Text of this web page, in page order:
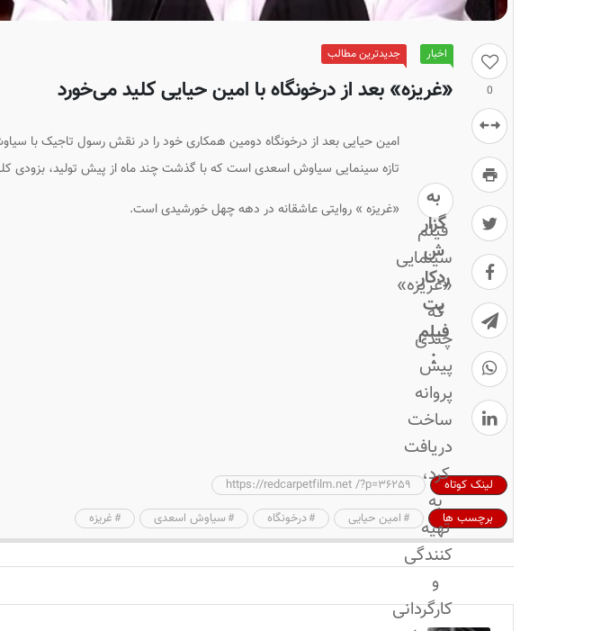
0
اخبار جدیدترین مطالب
«غریزه» بعد از درخونگاه با امین حیایی کلید می‌خورد
به
گزار
ش
ردکار
پت
فیلم
:
فیلم
سینمایی
«غریزه»
که
چندی
پیش
پروانه
ساخت
دریافت
کرد،
به
تهیه
کنندگی
و
کارگردانی
امین حیایى بعد از درخونگاه دومین همکارى خود را در نقش رسول تاجیک با
تازه سینمایى سیاوش اسعدی است که با گذشت چند ماه از پیش تولید، بزودی
«غریزه » روایتی عاشقانه در دهه چهل خورشیدی است.
لینک کوتاه
https://redcarpetfilm.net /?p=36259
برچسب ها
امین حیایی درخونگاه سیاوش اسعدی غریزه